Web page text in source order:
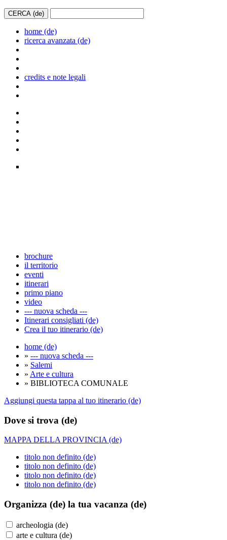
home (de)
ricerca avanzata (de)
credits e note legali
brochure
il territorio
eventi
itinerari
primo piano
video
--- nuova scheda ---
Itinerari consigliati (de)
Crea il tuo itinerario (de)
home (de)
» --- nuova scheda ---
» Salemi
» Arte e cultura
» BIBLIOTECA COMUNALE
Aggiungi questa tappa al tuo itinerario (de)
Dove si trova (de)
MAPPA DELLA PROVINCIA (de)
titolo non definito (de)
titolo non definito (de)
titolo non definito (de)
titolo non definito (de)
Organizza (de) la tua vacanza (de)
archeologia (de)
arte e cultura (de)